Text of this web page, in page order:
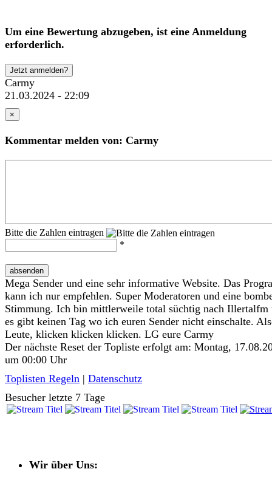
Um eine Bewertung abzugeben, ist eine Anmeldung
erforderlich.
Jetzt anmelden?
Carmy
21.03.2024 - 22:09
×
Kommentar melden von: Carmy
Bitte die Zahlen eintragen
*
absenden
Mega Sender und eine sehr informative Website. Das
kann ich nur empfehlen. Super Moderatoren und eine
Stimmung. Ich bin mittlerweile total süchtig nach Illertalfm
es gibt keinen Tag wo ich euren Sender nicht einschalte.
Leute, klicken klicken klicken. LG eure Carmy
Der nächste Reset der Topliste erfolgt am: Montag,
um 00:00 Uhr
Toplisten Regeln | Datenschutz
Besucher letzte 7 Tage
Wir über Uns: